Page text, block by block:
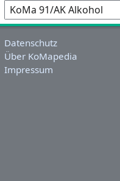
Datenschutz
Über KoMapedia
Impressum